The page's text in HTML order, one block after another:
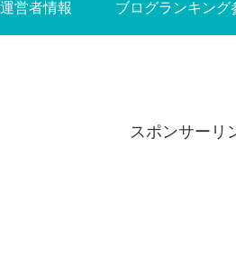
運営者情報 ブログランキング
スポンサーリ